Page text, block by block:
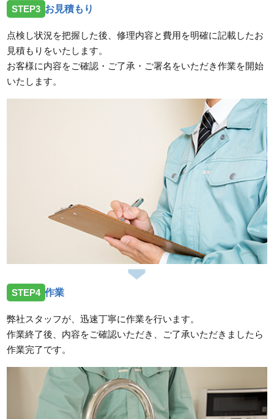
STEP3 お見積もり
点検し状況を把握した後、修理内容と費用を明確に記載したお
見積もりをいたします。
お客様に内容をご確認・ご了承・ご署名をいただき作業を開始
いたします。
STEP4 作業
弊社スタッフが、迅速丁寧に作業を行います。
作業終了後、内容をご確認いただき、ご了承いただきましたら
作業完了です。